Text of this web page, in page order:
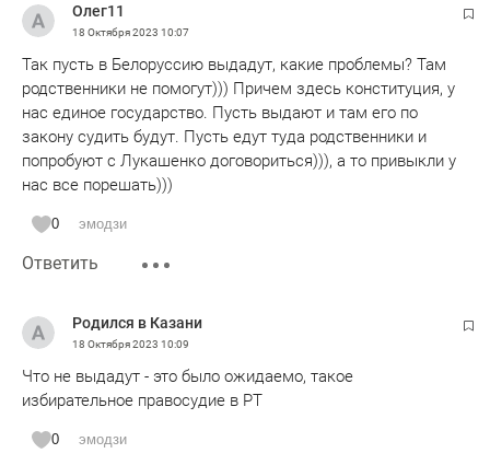
Олег11
18 Октября 2023 10:07
Так пусть в Белоруссию выдадут, какие проблемы? Там
родственники не помогут))) Причем здесь конституция, у
нас единое государство. Пусть выдают и там его по
закону судить будут. Пусть едут туда родственники и
попробуют с Лукашенко договориться))), а то привыкли у
нас все порешать)))
0 эмодзи
Ответить
Родился в Казани
18 Октября 2023 10:09
Что не выдадут - это было ожидаемо, такое
избирательное правосудие в РТ
0 эмодзи